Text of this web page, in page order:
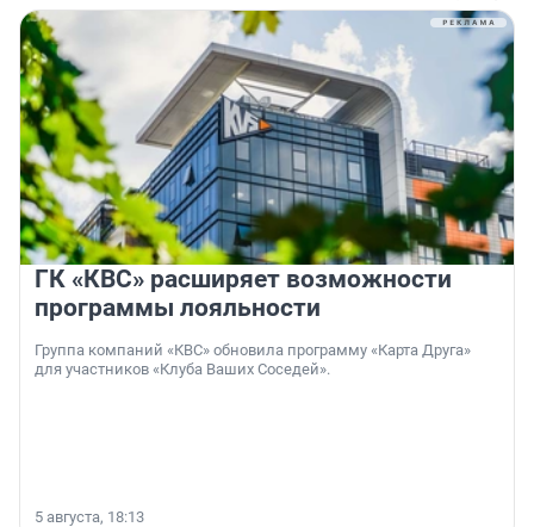
ГК «КВС» расширяет возможности
программы лояльности
Группа компаний «КВС» обновила программу «Карта Друга»
для участников «Клуба Ваших Соседей».
5 августа, 18:13